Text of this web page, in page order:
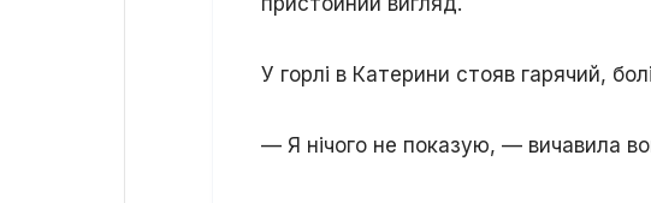
У горлі в Катерини стояв гарячий,
— Я нічого не показую, — вичавила